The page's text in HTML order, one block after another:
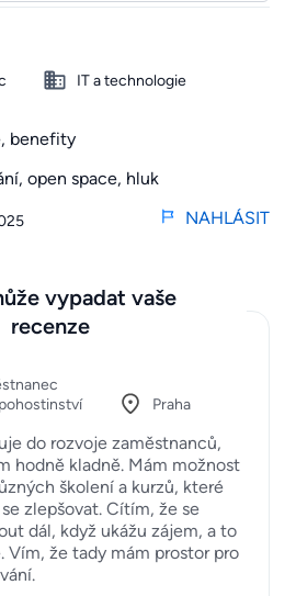
IT a technologie
benefity
open space, hluk
NAHLÁSIT
vypadat vaše
recenze
Praha
do rozvoje zaměstnanců,
hodně kladně. Mám možnost
školení a kurzů, které
zlepšovat. Cítím, že se
dál, když ukážu zájem, a to
Vím, že tady mám prostor pro